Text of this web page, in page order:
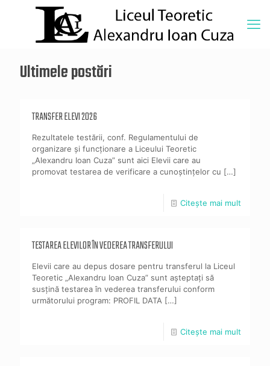
Ultimele postări
TRANSFER ELEVI 2026
Rezultatele testării, conf. Regulamentului de
organizare și funcționare a Liceului Teoretic
„Alexandru Ioan Cuza” sunt aici Elevii care au
promovat testarea de verificare a cunoștințelor cu […]
Citește mai mult
TESTAREA ELEVILOR ÎN VEDEREA TRANSFERULUI
Elevii care au depus dosare pentru transferul la Liceul
Teoretic „Alexandru Ioan Cuza” sunt așteptați să
susțină testarea în vederea transferului conform
următorului program: PROFIL DATA […]
Citește mai mult